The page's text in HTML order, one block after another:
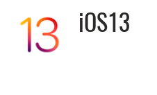
iOS13